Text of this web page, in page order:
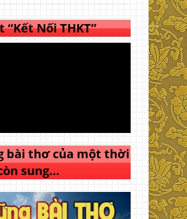
“Kết Nối THKT”
bài thơ của một thời
sung…